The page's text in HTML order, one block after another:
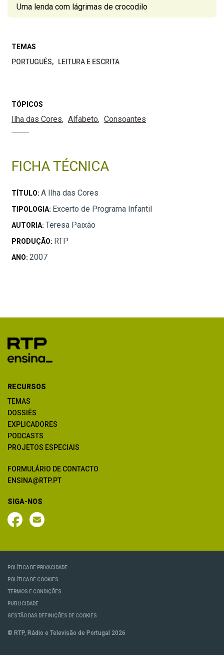
Uma lenda com lágrimas de crocodilo
TEMAS
PORTUGUÊS
LEITURA E ESCRITA
TÓPICOS
Ilha das Cores Alfabeto Consoantes
FICHA TÉCNICA
TÍTULO: A Ilha das Cores
TIPOLOGIA: Excerto de Programa Infantil
AUTORIA: Teresa Paixão
PRODUÇÃO: RTP
ANO: 2007
RECURSOS
TEMAS
DOSSIÊS
EXPLICADORES
PODCASTS
PROJETOS ESPECIAIS
FORMULÁRIO DE CONTACTO
ENSINA@RTP.PT
SIGA-NOS
POLÍTICA DE PRIVACIDADE
POLÍTICA DE COOKIES
TERMOS E CONDIÇÕES
PUBLICIDADE
GESTÃO DAS DEFINIÇÕES DE COOKIES
© RTP, Rádio e Televisão de Portugal 2026